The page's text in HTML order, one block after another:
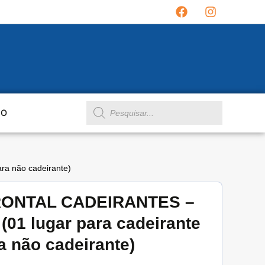
não cadeirante)
CADEIRANTES –
lugar para cadeirante
não cadeirante)